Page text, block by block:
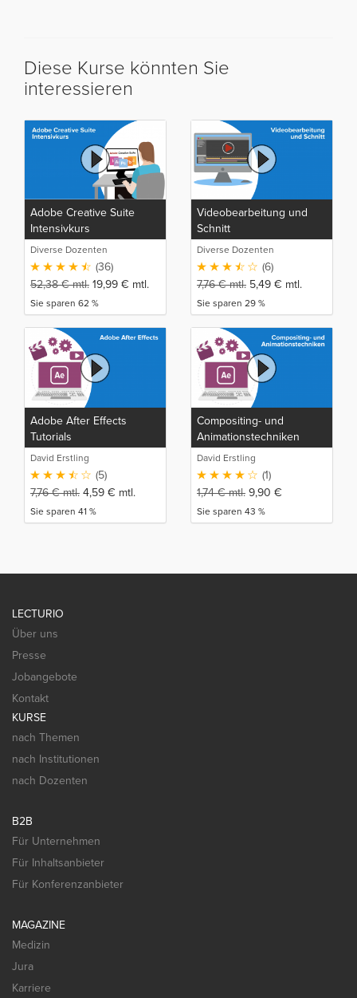
Diese Kurse könnten Sie
interessieren
Adobe Creative Suite
Intensivkurs
Diverse Dozenten
(36)
52,38€mtl. 19,99 € mtl.
Sie sparen 62 %
Videobearbeitung und
Schnitt
Diverse Dozenten
(6)
7,76€mtl. 5,49 € mtl.
Sie sparen 29 %
Adobe After Effects
Tutorials
David Erstling
(5)
7,76€mtl. 4,59 € mtl.
Sie sparen 41 %
Compositing- und
Animationstechniken
David Erstling
(1)
1,74€mtl. 9,90 €
Sie sparen 43 %
LECTURIO
Über uns
Presse
Jobangebote
Kontakt
KURSE
nach Themen
nach Institutionen
nach Dozenten
B2B
Für Unternehmen
Für Inhaltsanbieter
Für Konferenzanbieter
MAGAZINE
Medizin
Jura
Karriere